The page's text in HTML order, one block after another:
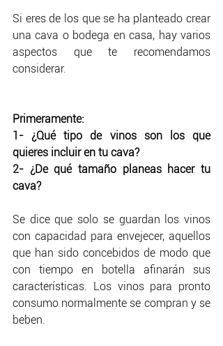
Si eres de los que se ha planteado crear
una cava o bodega en casa, hay varios
aspectos que te recomendamos
considerar.
Primeramente:
1- ¿Qué tipo de vinos son los que
quieres incluir en tu cava?
2- ¿De qué tamaño planeas hacer tu
cava?
Se dice que solo se guardan los vinos
con capacidad para envejecer, aquellos
que han sido concebidos de modo que
con tiempo en botella afinarán sus
características. Los vinos para pronto
consumo normalmente se compran y se
beben.